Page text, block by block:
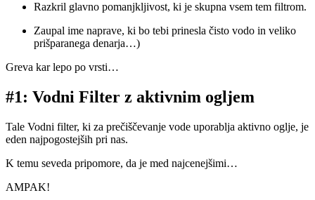
Razkril glavno pomanjkljivost, ki je skupna vsem tem filtrom.
Zaupal ime naprave, ki bo tebi prinesla čisto vodo in veliko
prišparanega denarja…)
Greva kar lepo po vrsti…
#1: Vodni Filter z aktivnim ogljem
Tale Vodni filter, ki za prečiščevanje vode uporablja aktivno oglje, je
eden najpogostejših pri nas.
K temu seveda pripomore, da je med najcenejšimi…
AMPAK!